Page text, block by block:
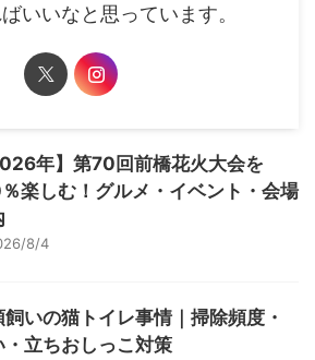
いいなと思っています。
年】第70回前橋花火大会を
楽しむ！グルメ・イベント・会場
8/4
飼いの猫トイレ事情｜掃除頻度・
・立ちおしっこ対策